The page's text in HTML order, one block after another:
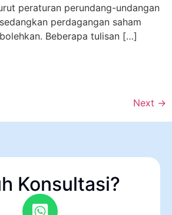
peraturan perundang-undangan
perdagangan saham
Beberapa tulisan […]
Next →
Konsultasi?